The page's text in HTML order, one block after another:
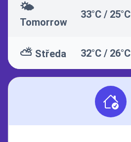
🌤️
Tomorrow
33°C / 25°C
⛅ Středa 32°C / 26°C